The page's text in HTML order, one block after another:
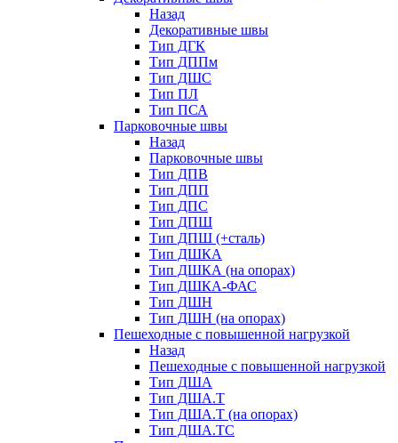
Назад
Декоративные швы
Тип ДГК
Тип ДППм
Тип ДШС
Тип ПЛ
Тип ПСА
Парковочные швы
Назад
Парковочные швы
Тип ДПВ
Тип ДПП
Тип ДПС
Тип ДПШ
Тип ДПШ (+сталь)
Тип ДШКА
Тип ДШКА (на опорах)
Тип ДШКА-ФАС
Тип ДШН
Тип ДШН (на опорах)
Пешеходные с повышенной нагрузкой
Назад
Пешеходные с повышенной нагрузкой
Тип ДША
Тип ДША.Т
Тип ДША.Т (на опорах)
Тип ДША.ТС